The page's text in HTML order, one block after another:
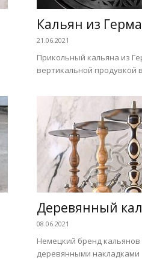
Кальян из
21.06.2021
Прикольный кальяна из
вертикальной продувкой
Деревянный
08.06.2021
Немецкий бренд кальянов
деревянными накладками